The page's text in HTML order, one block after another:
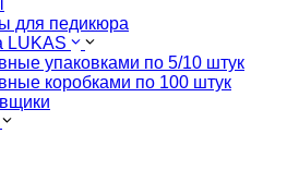
для педикюра
LUKAS
упаковками по 5/10 штук
коробками по 100 штук